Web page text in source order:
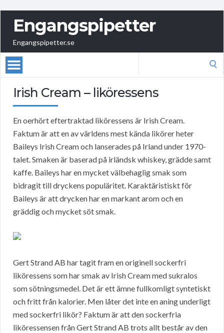
Engangspipetter
Engangspipetter.se
Irish Cream – liköressens
En oerhört eftertraktad liköressens är Irish Cream.
Faktum är att en av världens mest kända likörer heter
Baileys Irish Cream och lanserades på Irland under 1970-
talet. Smaken är baserad på irländsk whiskey, grädde samt
kaffe. Baileys har en mycket välbehaglig smak som
bidragit till dryckens populäritet. Karaktäristiskt för
Baileys är att drycken har en markant arom och en
gräddig och mycket söt smak.
Gert Strand AB har tagit fram en originell sockerfri
liköressens som har smak av Irish Cream med sukralos
som sötningsmedel. Det är ett ämne fullkomligt syntetiskt
och fritt från kalorier. Men låter det inte en aning underligt
med sockerfri likör? Faktum är att den sockerfria
liköressensen från Gert Strand AB trots allt består av den